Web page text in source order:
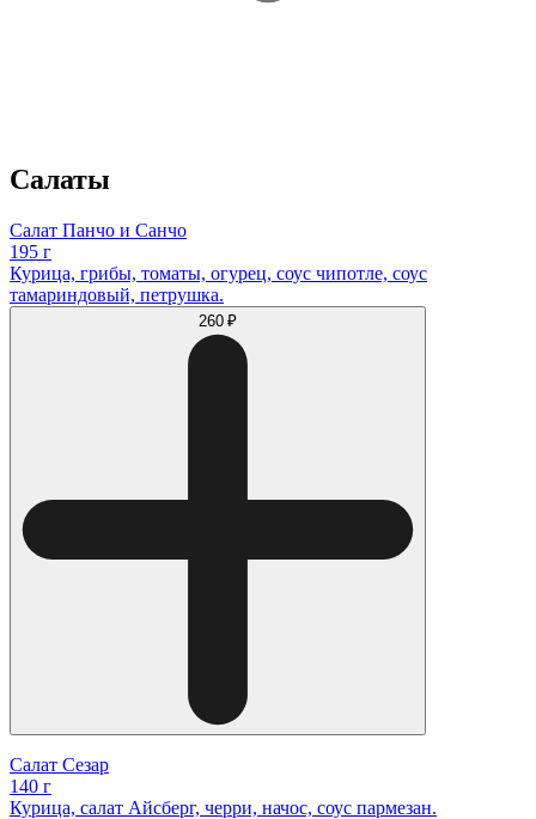
Салаты
Салат Панчо и Санчо
195 г
Курица, грибы, томаты, огурец, соус чипотле, соус
тамариндовый, петрушка.
260 ₽
Салат Сезар
140 г
Курица, салат Айсберг, черри, начос, соус пармезан.